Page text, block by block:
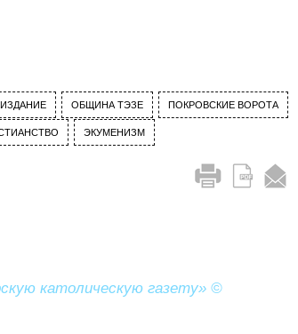
ОБЩИНА ТЭЗЕ ПОКРОВСКИЕ ВОРОТА
ЭКУМЕНИЗМ
католическую газету» ©